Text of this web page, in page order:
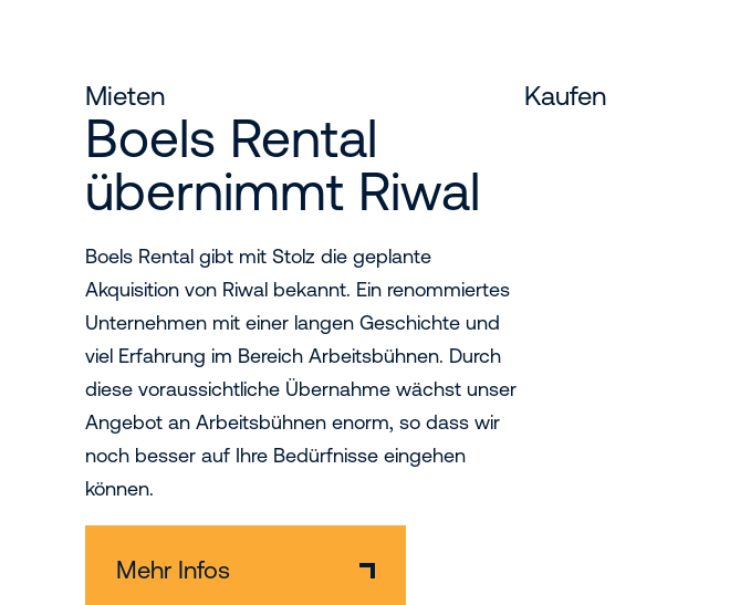
Mieten Kaufen
Boels Rental
übernimmt Riwal
Boels Rental gibt mit Stolz die geplante
Akquisition von Riwal bekannt. Ein renommiertes
Unternehmen mit einer langen Geschichte und
viel Erfahrung im Bereich Arbeitsbühnen. Durch
diese voraussichtliche Übernahme wächst unser
Angebot an Arbeitsbühnen enorm, so dass wir
noch besser auf Ihre Bedürfnisse eingehen
können.
Mehr Infos